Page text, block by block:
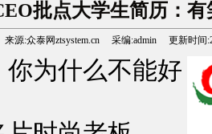
批点大学生简历：
来源:众泰网ztsystem.cn 采编:admin 更新时间
为什么不能好